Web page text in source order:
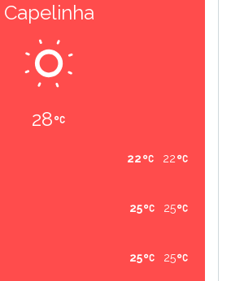
Capelinha
28
22
22
25
25
25
25